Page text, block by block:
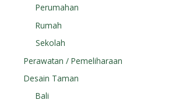
Perumahan
Rumah
Sekolah
Perawatan / Pemeliharaan
Desain Taman
Bali